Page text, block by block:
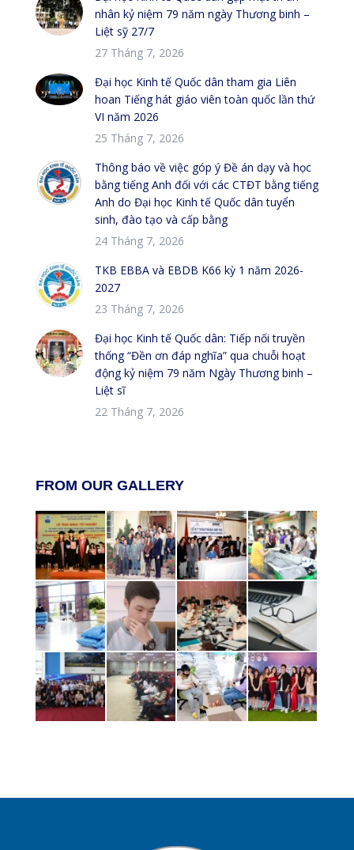
nhân kỷ niệm 79 năm ngày Thương binh –
Liệt sỹ 27/7
27 Tháng 7, 2026
Đại học Kinh tế Quốc dân tham gia Liên
hoan Tiếng hát giáo viên toàn quốc lần thứ
VI năm 2026
25 Tháng 7, 2026
Thông báo về việc góp ý Đề án dạy và học
bằng tiếng Anh đối với các CTĐT bằng tiếng
Anh do Đại học Kinh tế Quốc dân tuyển
sinh, đào tạo và cấp bằng
24 Tháng 7, 2026
TKB EBBA và EBDB K66 kỳ 1 năm 2026-
2027
23 Tháng 7, 2026
Đại học Kinh tế Quốc dân: Tiếp nối truyền
thống “Đền ơn đáp nghĩa” qua chuỗi hoạt
động kỷ niệm 79 năm Ngày Thương binh –
Liệt sĩ
22 Tháng 7, 2026
FROM OUR GALLERY